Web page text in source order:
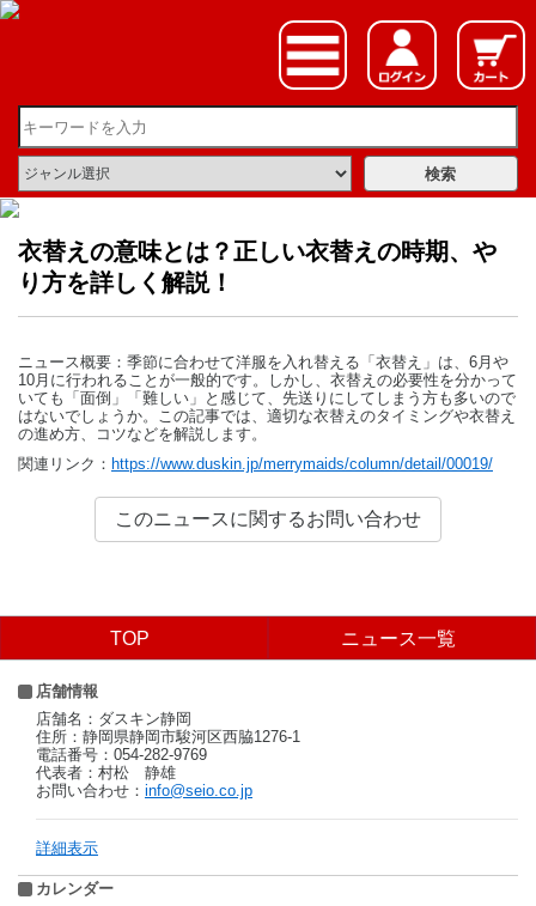
衣替えの意味とは？正しい衣替えの時期、や
り方を詳しく解説！
ニュース概要：季節に合わせて洋服を入れ替える「衣替え」は、6月や
10月に行われることが一般的です。しかし、衣替えの必要性を分かって
いても「面倒」「難しい」と感じて、先送りにしてしまう方も多いので
はないでしょうか。この記事では、適切な衣替えのタイミングや衣替え
の進め方、コツなどを解説します。
関連リンク： https://www.duskin.jp/merrymaids/column/detail/00019/
TOP ニュース一覧
店舗情報
店舗名：ダスキン静岡
住所：静岡県静岡市駿河区西脇1276-1
電話番号：054-282-9769
代表者：村松 静雄
お問い合わせ： info@seio.co.jp
詳細表示
カレンダー